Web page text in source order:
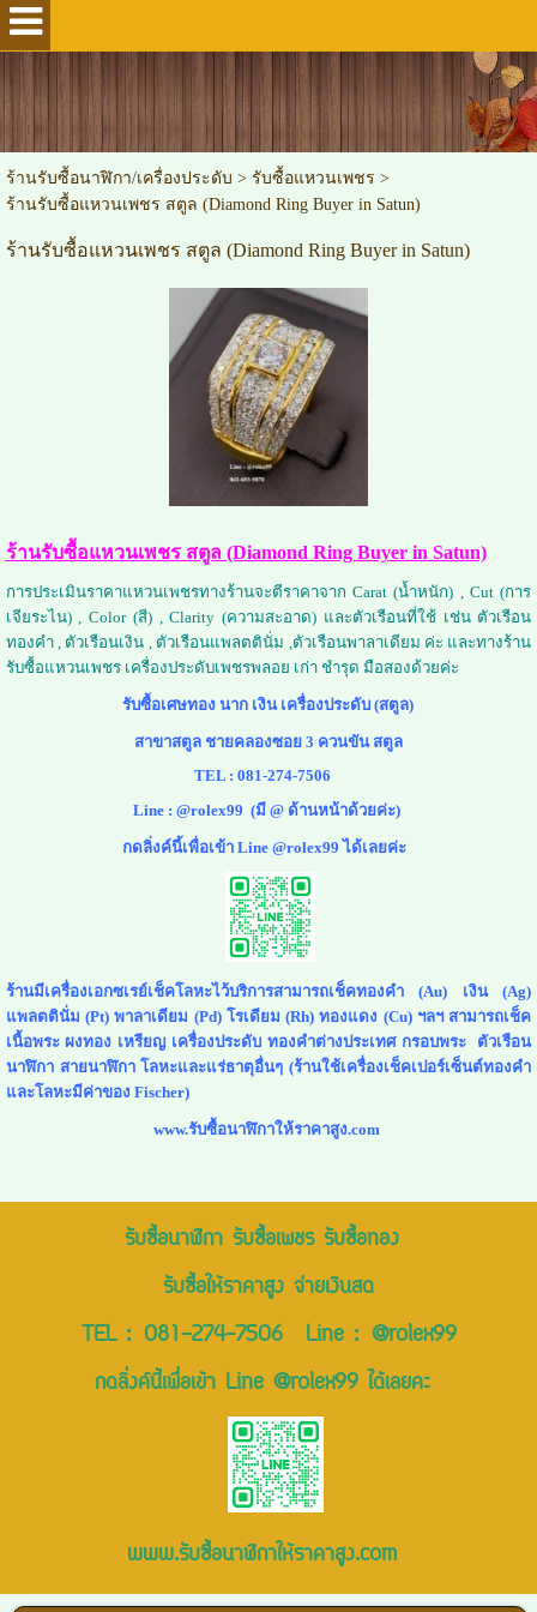
ร้านรับซื้อนาฬิกา/เครื่องประดับ > รับซื้อแหวนเพชร >
ร้านรับซื้อแหวนเพชร สตูล (Diamond Ring Buyer in Satun)
ร้านรับซื้อแหวนเพชร สตูล (Diamond Ring Buyer in Satun)
ร้านรับซื้อแหวนเพชร สตูล (Diamond Ring Buyer in Satun)
การประเมินราคาแหวนเพชรทางร้านจะตีราคาจาก Carat (น้ำหนัก) , Cut (การ
เจียระไน) , Color (สี) , Clarity (ความสะอาด) และตัวเรือนที่ใช้ เช่น ตัวเรือน
ทองคำ , ตัวเรือนเงิน , ตัวเรือนแพลตตินั่ม ,ตัวเรือนพาลาเดียม ค่ะ และทางร้าน
รับซื้อแหวนเพชร เครื่องประดับเพชรพลอย เก่า ชำรุด มือสองด้วยค่ะ
รับซื้อเศษทอง นาก เงิน เครื่องประดับ (สตูล)
สาขาสตูล ชายคลองซอย 3 ควนขัน สตูล
TEL : 081-274-7506
Line : @rolex99 (มี @ ด้านหน้าด้วยค่ะ)
กดลิ่งค์นี้เพื่อเข้า Line @rolex99 ได้เลยค่ะ
ร้านมีเครื่องเอกซเรย์เช็คโลหะไว้บริการสามารถเช็คทองคำ (Au) เงิน (Ag)
แพลตตินั่ม (Pt) พาลาเดียม (Pd) โรเดียม (Rh) ทองแดง (Cu) ฯลฯ สามารถเช็ค
เนื้อพระ ผงทอง เหรียญ เครื่องประดับ ทองคำต่างประเทศ กรอบพระ ตัวเรือน
นาฬิกา สายนาฬิกา โลหะและแร่ธาตุอื่นๆ (ร้านใช้เครื่องเช็คเปอร์เซ็นต์ทองคำ
และโลหะมีค่าของ Fischer)
www.รับซื้อนาฬิกาให้ราคาสูง.com
รับซื้อนาฬิกา รับซื้อเพชร รับซื้อทอง
รับซื้อให้ราคาสูง จ่ายเงินสด
TEL : 081-274-7506Line : @rolex99
กดลิ่งค์นี้เพื่อเข้า Line @rolex99 ได้เลยคะ
www.รับซื้อนาฬิกาให้ราคาสูง.com